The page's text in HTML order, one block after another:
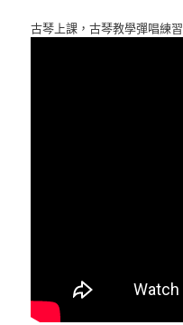
古琴上課，古琴教學彈唱練習